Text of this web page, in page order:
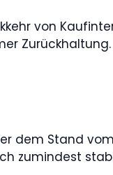
von
dem Stand
zumindest